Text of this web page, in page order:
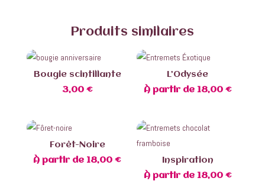
Produits similaires
Bougie scintillante
3,00 €
L’Odysée
À partir de 18,00 €
Forêt-Noire
À partir de 18,00€
Inspiration
À partir de 18,00 €